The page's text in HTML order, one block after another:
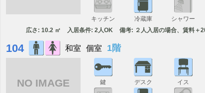
キッチン 冷蔵庫 シャワー
広さ: 10.2 ㎡ 入居条件: 2人OK 備考: ２人入居の場合、賃料＋
104 和室 個室 1階
NO IMAGE 鍵 デスク イス